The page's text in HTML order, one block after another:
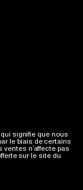
signifie que nous
le biais de certains
n’affecte pas
sur le site du